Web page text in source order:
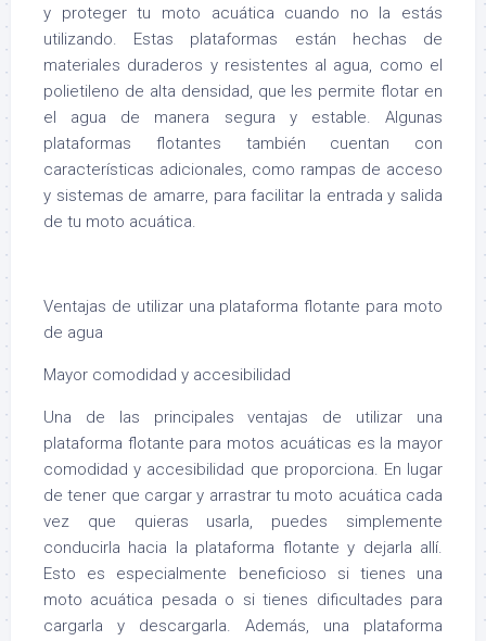
y proteger tu moto acuática cuando no la estás
utilizando. Estas plataformas están hechas de
materiales duraderos y resistentes al agua, como el
polietileno de alta densidad, que les permite flotar en
el agua de manera segura y estable. Algunas
plataformas flotantes también cuentan con
características adicionales, como rampas de acceso
y sistemas de amarre, para facilitar la entrada y salida
de tu moto acuática.
Ventajas de utilizar una plataforma flotante para moto
de agua
Mayor comodidad y accesibilidad
Una de las principales ventajas de utilizar una
plataforma flotante para motos acuáticas es la mayor
comodidad y accesibilidad que proporciona. En lugar
de tener que cargar y arrastrar tu moto acuática cada
vez que quieras usarla, puedes simplemente
conducirla hacia la plataforma flotante y dejarla allí.
Esto es especialmente beneficioso si tienes una
moto acuática pesada o si tienes dificultades para
cargarla y descargarla. Además, una plataforma